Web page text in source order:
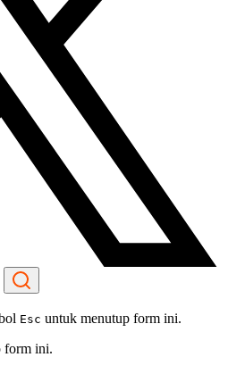
Esc untuk menutup form ini.
form ini.